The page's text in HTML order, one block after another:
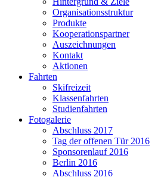
Organisationsstruktur
Produkte
Kooperationspartner
Auszeichnungen
Kontakt
Aktionen
Fahrten
Skifreizeit
Klassenfahrten
Studienfahrten
Fotogalerie
Abschluss 2017
Tag der offenen Tür 2016
Sponsorenlauf 2016
Berlin 2016
Abschluss 2016